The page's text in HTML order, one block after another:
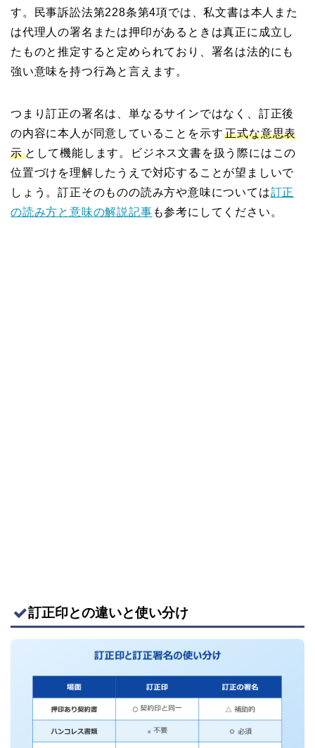
す。民事訴訟法第228条第4項では、私文書は本人また
は代理人の署名または押印があるときは真正に成立し
たものと推定すると定められており、署名は法的にも
強い意味を持つ行為と言えます。
つまり訂正の署名は、単なるサインではなく、訂正後
の内容に本人が同意していることを示す正式な意思表
示として機能します。ビジネス文書を扱う際にはこの
位置づけを理解したうえで対応することが望ましいで
しょう。訂正そのものの読み方や意味については訂正
の読み方と意味の解説記事 も参考にしてください。
訂正印との違いと使い分け